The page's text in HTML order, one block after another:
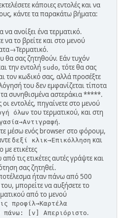
κάποιες εντολές και να
κάντε τα παρακάτω βήματα:
ανοίξει ένα τερματικό.
να το βρείτε και στο μενού
θα σας ζητηθούν. Εάν τυχόν
την εντολή sudo, τότε θα σας
τον κωδικό σας, αλλά προσέξτε
του δεν εμφανίζεται τίποτα
συνηθισμένα αστεράκια *****.
εντολές, πηγαίνετε στο μενού
όλων του τερματικού, και στη
.
μέσω ενός browser στο φόρουμ,
δεξί κλικ→Επικόλληση και
με ετικέτες
τις ετικέτες αυτές γράψτε και
σας ζητηθεί.
ήταν πάνω από 500
μπορείτε να αυξήσετε το
από το μενού
προφίλ→Καρτέλα
πάνω: [v] Απεριόριστο.